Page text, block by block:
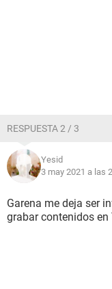
RESPUESTA 2 / 3
Yesid
3 may 2021 a las
Garena me deja ser
grabar contenidos en